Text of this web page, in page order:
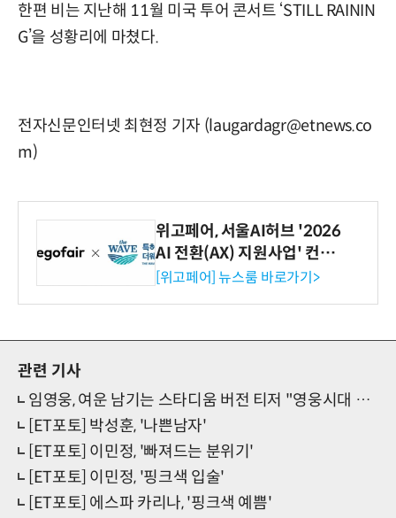
한편 비는 지난해 11월 미국 투어 콘서트 ‘STILL RAININ
G’을 성황리에 마쳤다.
전자신문인터넷 최현정 기자 (laugardagr@etnews.co
m)
위고페어, 서울AI허브 '2026
AI 전환(AX) 지원사업' 컨소
시엄 선정
[위고페어] 뉴스룸 바로가기>
관련 기사
임영웅, 여운 남기는 스타디움 버전 티저 "영웅시대 모두 모시고…"
[ET포토] 박성훈, '나쁜남자'
[ET포토] 이민정, '빠져드는 분위기'
[ET포토] 이민정, '핑크색 입술'
[ET포토] 에스파 카리나, '핑크색 예쁨'